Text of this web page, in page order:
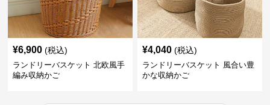
¥6,900 (税込)
ランドリーバスケット 北欧風手
編み収納かご
¥4,040 (税込)
ランドリーバスケット 風合い豊
かな収納かご